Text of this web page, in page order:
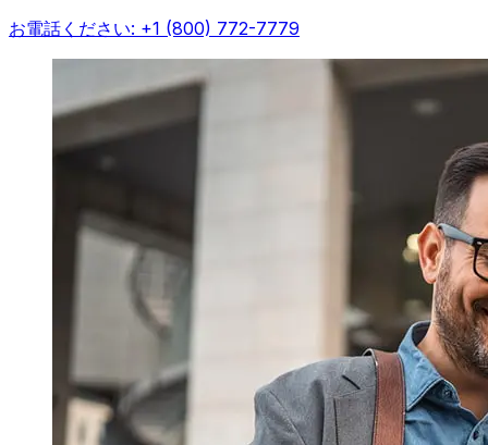
お電話ください: +1 (800) 772-7779